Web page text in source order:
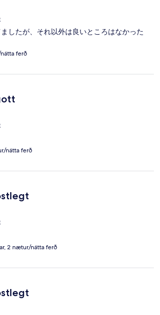
したが、それ以外は良いところはなかった
ferð
nátta ferð
2 nætur/nátta ferð